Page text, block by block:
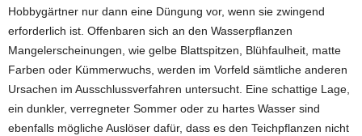
Hobbygärtner nur dann eine Düngung vor, wenn sie zwingend
erforderlich ist. Offenbaren sich an den Wasserpflanzen
Mangelerscheinungen, wie gelbe Blattspitzen, Blühfaulheit, matte
Farben oder Kümmerwuchs, werden im Vorfeld sämtliche anderen
Ursachen im Ausschlussverfahren untersucht. Eine schattige Lage,
ein dunkler, verregneter Sommer oder zu hartes Wasser sind
ebenfalls mögliche Auslöser dafür, dass es den Teichpflanzen nicht